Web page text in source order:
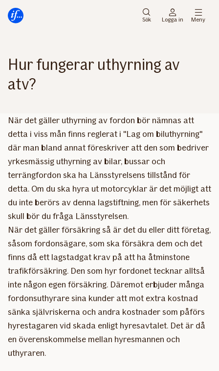
direkt
direkt
Sök Logga in Meny
Hur fungerar uthyrning av
atv?
När det gäller uthyrning av fordon bör nämnas att
detta i viss mån finns reglerat i "Lag om biluthyrning"
där man bland annat föreskriver att den som bedriver
yrkesmässig uthyrning av bilar, bussar och
terrängfordon ska ha Länsstyrelsens tillstånd för
detta. Om du ska hyra ut motorcyklar är det möjligt att
du inte berörs av denna lagstiftning, men för säkerhets
skull bör du fråga Länsstyrelsen.
När det gäller försäkring så är det du eller ditt företag,
såsom fordonsägare, som ska försäkra dem och det
finns då ett lagstadgat krav på att ha åtminstone
trafikförsäkring. Den som hyr fordonet tecknar alltså
inte någon egen försäkring. Däremot erbjuder många
fordonsuthyrare sina kunder att mot extra kostnad
sänka självriskerna och andra kostnader som påförs
hyrestagaren vid skada enligt hyresavtalet. Det är då
en överenskommelse mellan hyresmannen och
uthyraren.